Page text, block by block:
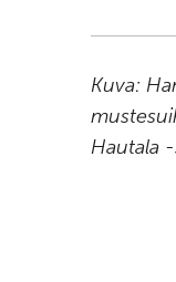
Kuva:
Hautala